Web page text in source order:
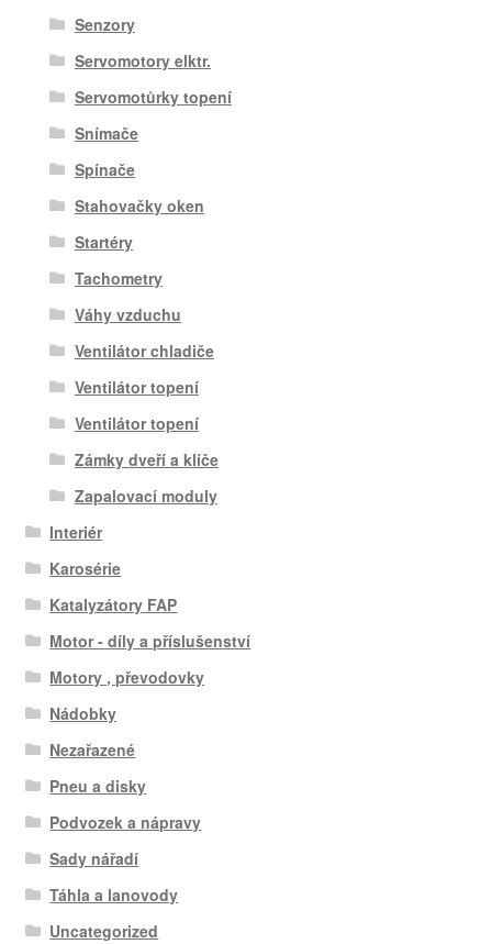
Senzory
Servomotory elktr.
Servomotůrky topení
Snímače
Spínače
Stahovačky oken
Startéry
Tachometry
Váhy vzduchu
Ventilátor chladiče
Ventilátor topení
Ventilátor topení
Zámky dveří a klíče
Zapalovací moduly
Interiér
Karosérie
Katalyzátory FAP
Motor - díly a příslušenství
Motory , převodovky
Nádobky
Nezařazené
Pneu a disky
Podvozek a nápravy
Sady nářadí
Táhla a lanovody
Uncategorized